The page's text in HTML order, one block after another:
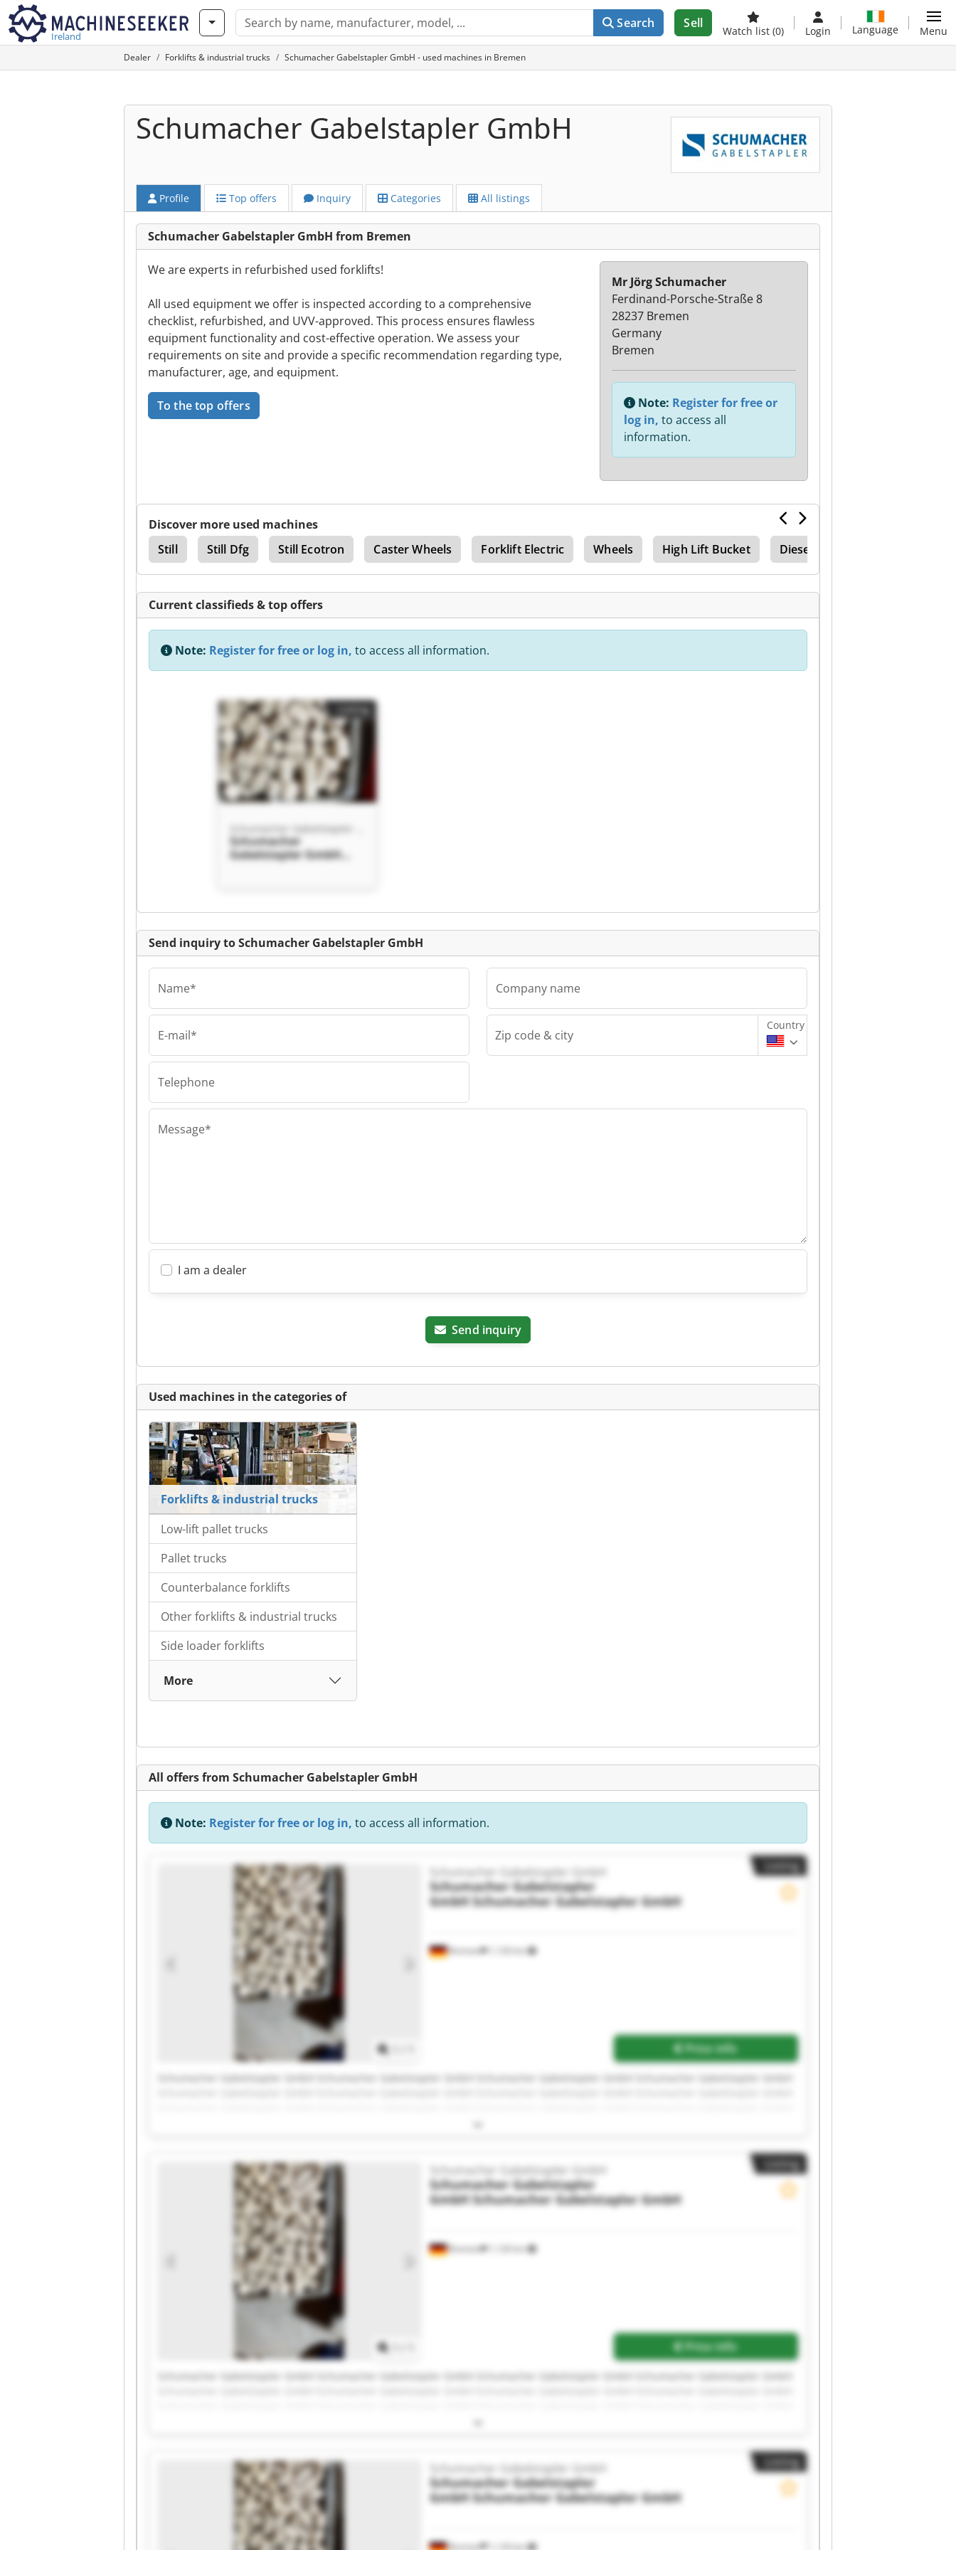
Ireland
Search Sell
Watch list (0) Login Language Menu
Dealer Forklifts & industrial trucks Schumacher Gabelstapler GmbH - used machines in Bremen
Schumacher Gabelstapler GmbH
Profile Top offers Inquiry Categories All listings
Schumacher Gabelstapler GmbH from Bremen
We are experts in refurbished used forklifts!
All used equipment we offer is inspected according to a comprehensive
checklist, refurbished, and UVV-approved. This process ensures flawless
equipment functionality and cost-effective operation. We assess your
requirements on site and provide a specific recommendation regarding type,
manufacturer, age, and equipment.
To the top offers
Mr Jörg Schumacher
Ferdinand-Porsche-Straße 8
28237 Bremen
Germany
Bremen
Note: Register for free or
log in, to access all
information.
Discover more used machines
Still
Still Dfg Still Ecotron Caster Wheels Forklift Electric Wheels High Lift Bucket Diesel Forklift
Current classifieds & top offers
Note: Register for free or log in, to access all information.
Schumacher
Gabelstapler GmbH
Schumacher
Send inquiry to Schumacher Gabelstapler GmbH
Name*
E-mail*
Telephone
Company name
Zip code & city
Country
Message*
I am a dealer
Send inquiry
Used machines in the categories of
Forklifts & industrial trucks
Low-lift pallet trucks
Pallet trucks
Counterbalance forklifts
Other forklifts & industrial trucks
Side loader forklifts
More
All offers from Schumacher Gabelstapler GmbH
Note: Register for free or log in, to access all information.
Listing
Bremen
Schumacher Gabelstapler GmbH
Schumacher Gabelstapler
GmbH Schumacher Gabelstapler GmbH
Price info
Schumacher Gabelstapler GmbH Schumacher Gabelstapler GmbH Schumacher Gabelstapler GmbH Schumacher Gabelstapler GmbH
Schumacher Gabelstapler GmbH Schumacher Gabelstapler GmbH Schumacher Gabelstapler GmbH Schumacher Gabelstapler GmbH
Listing
Bremen 1,126 km
Schumacher Gabelstapler GmbH
Schumacher Gabelstapler
GmbH Schumacher Gabelstapler GmbH
Price info
Schumacher Gabelstapler GmbH Schumacher Gabelstapler GmbH Schumacher Gabelstapler GmbH Schumacher Gabelstapler GmbH
Schumacher Gabelstapler GmbH Schumacher Gabelstapler GmbH Schumacher Gabelstapler GmbH Schumacher Gabelstapler GmbH
Listing
Bremen 1,126 km
Schumacher Gabelstapler GmbH
Schumacher Gabelstapler
GmbH Schumacher Gabelstapler GmbH